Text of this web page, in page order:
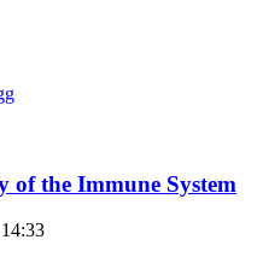
of the Immune System